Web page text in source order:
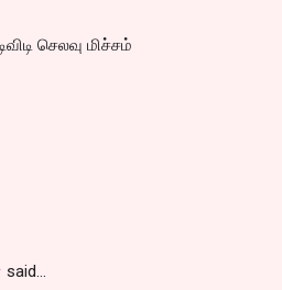
செலவு மிச்சம்
said…